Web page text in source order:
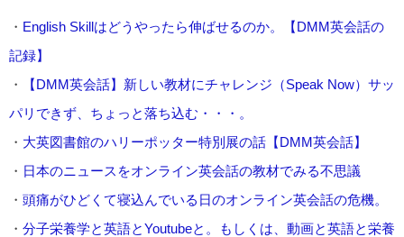
・ English Skillはどうやったら伸ばせるのか。【DMM英会話の
記録】
・
【DMM英会話】新しい教材にチャレンジ（Speak Now）サッ
パリできず、ちょっと落ち込む・・・。
・ 大英図書館のハリーポッター特別展の話【DMM英会話】
・ 日本のニュースをオンライン英会話の教材でみる不思議
・ 頭痛がひどくて寝込んでいる日のオンライン英会話の危機。
・ 分子栄養学と英語とYoutubeと。もしくは、動画と英語と栄養